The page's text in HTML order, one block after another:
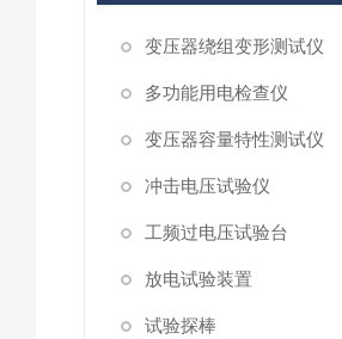
变压器绕组变形测试仪
多功能用电检查仪
变压器容量特性测试仪
冲击电压试验仪
工频过电压试验台
放电试验装置
试验探棒